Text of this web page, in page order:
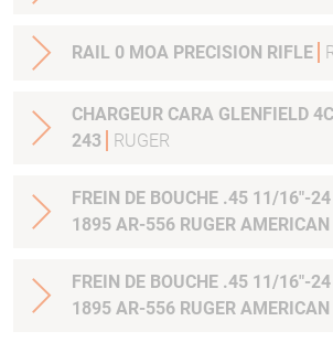
RAIL 0 MOA PRECISION RIFLE
CHARGEUR CARA GLENFIELD
243
RUGER
FREIN DE BOUCHE .45 11/16"-
1895 AR-556 RUGER AMERICAN
FREIN DE BOUCHE .45 11/16"-
1895 AR-556 RUGER AMERICAN